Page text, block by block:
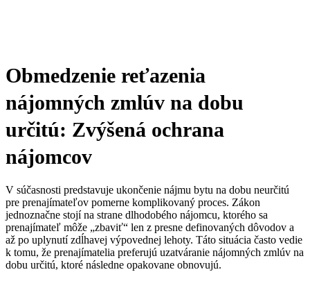
Obmedzenie reťazenia
nájomných zmlúv na dobu
určitú: Zvýšená ochrana
nájomcov
V súčasnosti predstavuje ukončenie nájmu bytu na dobu neurčitú
pre prenajímateľov pomerne komplikovaný proces. Zákon
jednoznačne stojí na strane dlhodobého nájomcu, ktorého sa
prenajímateľ môže „zbaviť“ len z presne definovaných dôvodov a
až po uplynutí zdĺhavej výpovednej lehoty. Táto situácia často vedie
k tomu, že prenajímatelia preferujú uzatváranie nájomných zmlúv na
dobu určitú, ktoré následne opakovane obnovujú.